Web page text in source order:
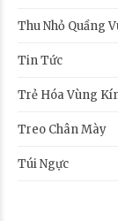
Thu Nhỏ Quầng
Tin Tức
Trẻ Hóa Vùng
Treo Chân Mày
Túi Ngực